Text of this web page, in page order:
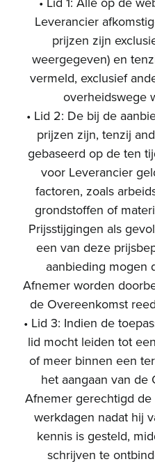
Leverancier
prijzen zijn
weergegeven) en
vermeld, exclusief
overheidswege
• Lid 2: De bij de
prijzen zijn, tenzij
gebaseerd op de ten
voor Leverancier
factoren, zoals
grondstoffen of
Prijsstijgingen als
een van deze
aanbieding mogen
Afnemer worden
de Overeenkomst
• Lid 3: Indien de
lid mocht leiden tot
of meer binnen een
het aangaan van de
Afnemer gerechtigd
werkdagen nadat hij
kennis is gesteld,
schrijven te